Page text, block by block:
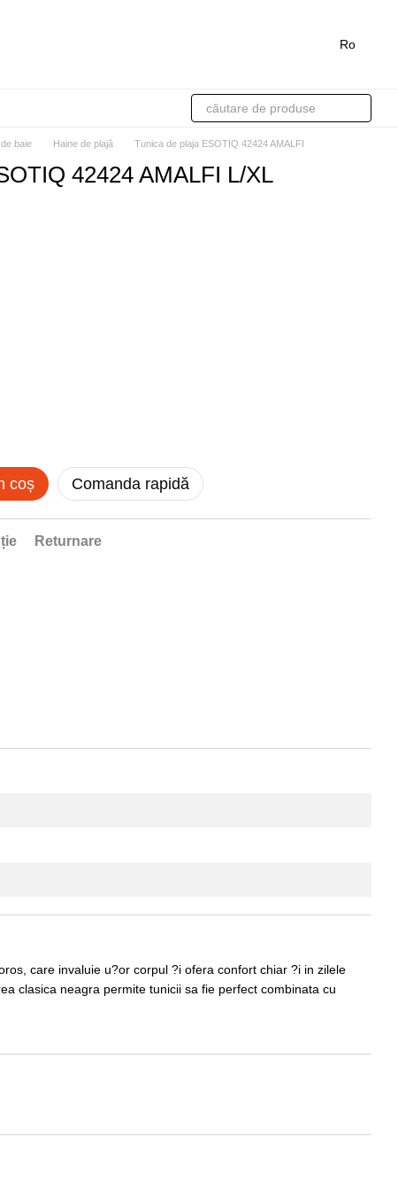
Ro
baie Haine de plajă Tunica de plaja ESOTIQ 42424 AMALFI
42424 AMALFI L/XL
coș Comanda rapidă
Returnare
care invaluie u?or corpul ?i ofera confort chiar ?i in zilele
clasica neagra permite tunicii sa fie perfect combinata cu